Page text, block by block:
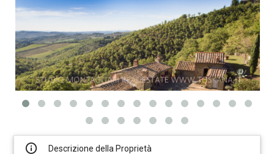
Descrizione della Proprietà